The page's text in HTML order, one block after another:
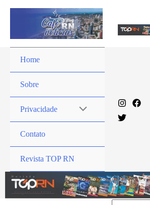
Home
Sobre
Privacidade
Contato
Revista TOP RN